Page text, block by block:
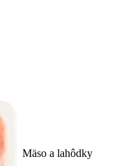
Mäso a lahôdky